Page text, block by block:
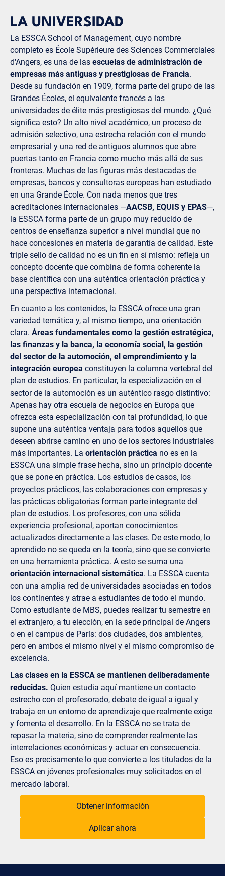
LA UNIVERSIDAD
La ESSCA School of Management, cuyo nombre
completo es École Supérieure des Sciences Commerciales
d'Angers, es una de las escuelas de administración de
empresas más antiguas y prestigiosas de Francia.
Desde su fundación en 1909, forma parte del grupo de las
Grandes Écoles, el equivalente francés a las
universidades de élite más prestigiosas del mundo. ¿Qué
significa esto? Un alto nivel académico, un proceso de
admisión selectivo, una estrecha relación con el mundo
empresarial y una red de antiguos alumnos que abre
puertas tanto en Francia como mucho más allá de sus
fronteras. Muchas de las figuras más destacadas de
empresas, bancos y consultoras europeas han estudiado
en una Grande École. Con nada menos que tres
acreditaciones internacionales —AACSB, EQUIS y EPAS—,
la ESSCA forma parte de un grupo muy reducido de
centros de enseñanza superior a nivel mundial que no
hace concesiones en materia de garantía de calidad. Este
triple sello de calidad no es un fin en sí mismo: refleja un
concepto docente que combina de forma coherente la
base científica con una auténtica orientación práctica y
una perspectiva internacional.
En cuanto a los contenidos, la ESSCA ofrece una gran
variedad temática y, al mismo tiempo, una orientación
clara. Áreas fundamentales como la gestión estratégica,
las finanzas y la banca, la economía social, la gestión
del sector de la automoción, el emprendimiento y la
integración europea constituyen la columna vertebral del
plan de estudios. En particular, la especialización en el
sector de la automoción es un auténtico rasgo distintivo:
Apenas hay otra escuela de negocios en Europa que
ofrezca esta especialización con tal profundidad, lo que
supone una auténtica ventaja para todos aquellos que
deseen abrirse camino en uno de los sectores industriales
más importantes. La orientación práctica no es en la
ESSCA una simple frase hecha, sino un principio docente
que se pone en práctica. Los estudios de casos, los
proyectos prácticos, las colaboraciones con empresas y
las prácticas obligatorias forman parte integrante del
plan de estudios. Los profesores, con una sólida
experiencia profesional, aportan conocimientos
actualizados directamente a las clases. De este modo, lo
aprendido no se queda en la teoría, sino que se convierte
en una herramienta práctica. A esto se suma una
orientación internacional sistemática. La ESSCA cuenta
con una amplia red de universidades asociadas en todos
los continentes y atrae a estudiantes de todo el mundo.
Como estudiante de MBS, puedes realizar tu semestre en
el extranjero, a tu elección, en la sede principal de Angers
o en el campus de París: dos ciudades, dos ambientes,
pero en ambos el mismo nivel y el mismo compromiso de
excelencia.
Las clases en la ESSCA se mantienen deliberadamente
reducidas. Quien estudia aquí mantiene un contacto
estrecho con el profesorado, debate de igual a igual y
trabaja en un entorno de aprendizaje que realmente exige
y fomenta el desarrollo. En la ESSCA no se trata de
repasar la materia, sino de comprender realmente las
interrelaciones económicas y actuar en consecuencia.
Eso es precisamente lo que convierte a los titulados de la
ESSCA en jóvenes profesionales muy solicitados en el
mercado laboral.
Obtener información
Aplicar ahora